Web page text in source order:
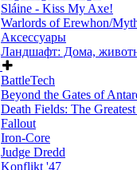
Sláine - Kiss My Axe!
Warlords of Erewhon/
Аксессуары
Ландшафт: Дома,
BattleTech
Beyond the Gates of
Death Fields: The
Fallout
Iron-Core
Judge Dredd
Konflikt '47